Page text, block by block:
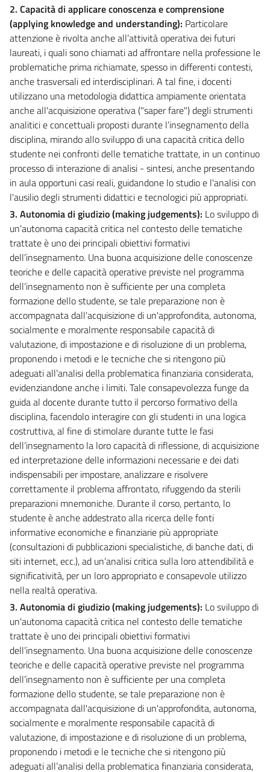
2. Capacità di applicare conoscenza e comprensione
(applying knowledge and understanding): Particolare
attenzione è rivolta anche all’attività operativa dei futuri
laureati, i quali sono chiamati ad affrontare nella professione le
problematiche prima richiamate, spesso in differenti contesti,
anche trasversali ed interdisciplinari. A tal fine, i docenti
utilizzano una metodologia didattica ampiamente orientata
anche all'acquisizione operativa ("saper fare") degli strumenti
analitici e concettuali proposti durante l’insegnamento della
disciplina, mirando allo sviluppo di una capacità critica dello
studente nei confronti delle tematiche trattate, in un continuo
processo di interazione di analisi - sintesi, anche presentando
in aula opportuni casi reali, guidandone lo studio e l'analisi con
l'ausilio degli strumenti didattici e tecnologici più appropriati.
3. Autonomia di giudizio (making judgements): Lo sviluppo di
un'autonoma capacità critica nel contesto delle tematiche
trattate è uno dei principali obiettivi formativi
dell’insegnamento. Una buona acquisizione delle conoscenze
teoriche e delle capacità operative previste nel programma
dell’insegnamento non è sufficiente per una completa
formazione dello studente, se tale preparazione non è
accompagnata dall'acquisizione di un'approfondita, autonoma,
socialmente e moralmente responsabile capacità di
valutazione, di impostazione e di risoluzione di un problema,
proponendo i metodi e le tecniche che si ritengono più
adeguati all’analisi della problematica finanziaria considerata,
evidenziandone anche i limiti. Tale consapevolezza funge da
guida al docente durante tutto il percorso formativo della
disciplina, facendolo interagire con gli studenti in una logica
costruttiva, al fine di stimolare durante tutte le fasi
dell’insegnamento la loro capacità di riflessione, di acquisizione
ed interpretazione delle informazioni necessarie e dei dati
indispensabili per impostare, analizzare e risolvere
correttamente il problema affrontato, rifuggendo da sterili
preparazioni mnemoniche. Durante il corso, pertanto, lo
studente è anche addestrato alla ricerca delle fonti
informative economiche e finanziarie più appropriate
(consultazioni di pubblicazioni specialistiche, di banche dati, di
siti internet, ecc.), ad un’analisi critica sulla loro attendibilità e
significatività, per un loro appropriato e consapevole utilizzo
nella realtà operativa.
3. Autonomia di giudizio (making judgements): Lo sviluppo di
un'autonoma capacità critica nel contesto delle tematiche
trattate è uno dei principali obiettivi formativi
dell’insegnamento. Una buona acquisizione delle conoscenze
teoriche e delle capacità operative previste nel programma
dell’insegnamento non è sufficiente per una completa
formazione dello studente, se tale preparazione non è
accompagnata dall'acquisizione di un'approfondita, autonoma,
socialmente e moralmente responsabile capacità di
valutazione, di impostazione e di risoluzione di un problema,
proponendo i metodi e le tecniche che si ritengono più
adeguati all’analisi della problematica finanziaria considerata,